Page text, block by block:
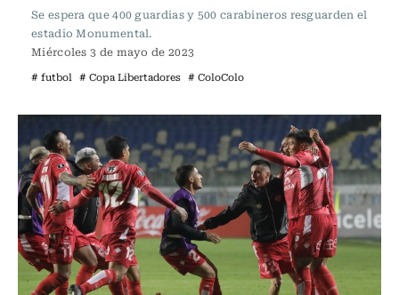
Se espera que 400 guardias y 500 carabineros resguarden el
estadio Monumental.
Miércoles 3 de mayo de 2023
# futbol # Copa Libertadores # ColoColo